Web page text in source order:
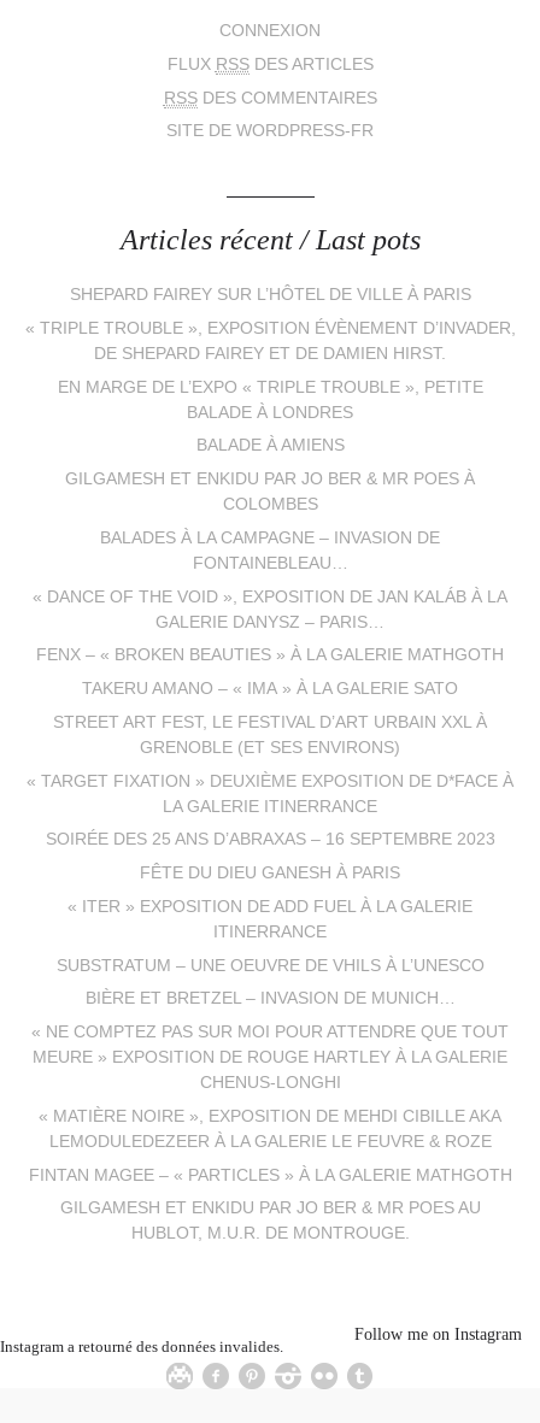
CONNEXION
FLUX RSSDES ARTICLES
RSSDES COMMENTAIRES
SITE DE WORDPRESS-FR
Articles récent / Last pots
SHEPARD FAIREY SUR L’HÔTEL DE VILLE À PARIS
« TRIPLE TROUBLE », EXPOSITION ÉVÈNEMENT D’INVADER,
DE SHEPARD FAIREY ET DE DAMIEN HIRST.
EN MARGE DE L’EXPO « TRIPLE TROUBLE », PETITE
BALADE À LONDRES
BALADE À AMIENS
GILGAMESH ET ENKIDU PAR JO BER & MR POES À
COLOMBES
BALADES À LA CAMPAGNE – INVASION DE
FONTAINEBLEAU…
« DANCE OF THE VOID », EXPOSITION DE JAN KALÁB À LA
GALERIE DANYSZ – PARIS…
FENX – « BROKEN BEAUTIES » À LA GALERIE MATHGOTH
TAKERU AMANO – « IMA » À LA GALERIE SATO
STREET ART FEST, LE FESTIVAL D’ART URBAIN XXL À
GRENOBLE (ET SES ENVIRONS)
« TARGET FIXATION » DEUXIÈME EXPOSITION DE D*FACE À
LA GALERIE ITINERRANCE
SOIRÉE DES 25 ANS D’ABRAXAS – 16 SEPTEMBRE 2023
FÊTE DU DIEU GANESH À PARIS
« ITER » EXPOSITION DE ADD FUEL À LA GALERIE
ITINERRANCE
SUBSTRATUM – UNE OEUVRE DE VHILS À L’UNESCO
BIÈRE ET BRETZEL – INVASION DE MUNICH…
« NE COMPTEZ PAS SUR MOI POUR ATTENDRE QUE TOUT
MEURE » EXPOSITION DE ROUGE HARTLEY À LA GALERIE
CHENUS-LONGHI
« MATIÈRE NOIRE », EXPOSITION DE MEHDI CIBILLE AKA
LEMODULEDEZEER À LA GALERIE LE FEUVRE & ROZE
FINTAN MAGEE – « PARTICLES » À LA GALERIE MATHGOTH
GILGAMESH ET ENKIDU PAR JO BER & MR POES AU
HUBLOT, M.U.R. DE MONTROUGE.
Instagram a retourné des données invalides.
Follow me on Instagram